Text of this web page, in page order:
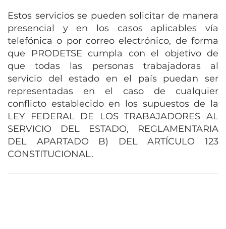
Estos servicios se pueden solicitar de manera
presencial y en los casos aplicables vía
telefónica o por correo electrónico, de forma
que PRODETSE cumpla con el objetivo de
que todas las personas trabajadoras al
servicio del estado en el país puedan ser
representadas en el caso de cualquier
conflicto establecido en los supuestos de la
LEY FEDERAL DE LOS TRABAJADORES AL
SERVICIO DEL ESTADO, REGLAMENTARIA
DEL APARTADO B) DEL ARTÍCULO 123
CONSTITUCIONAL.